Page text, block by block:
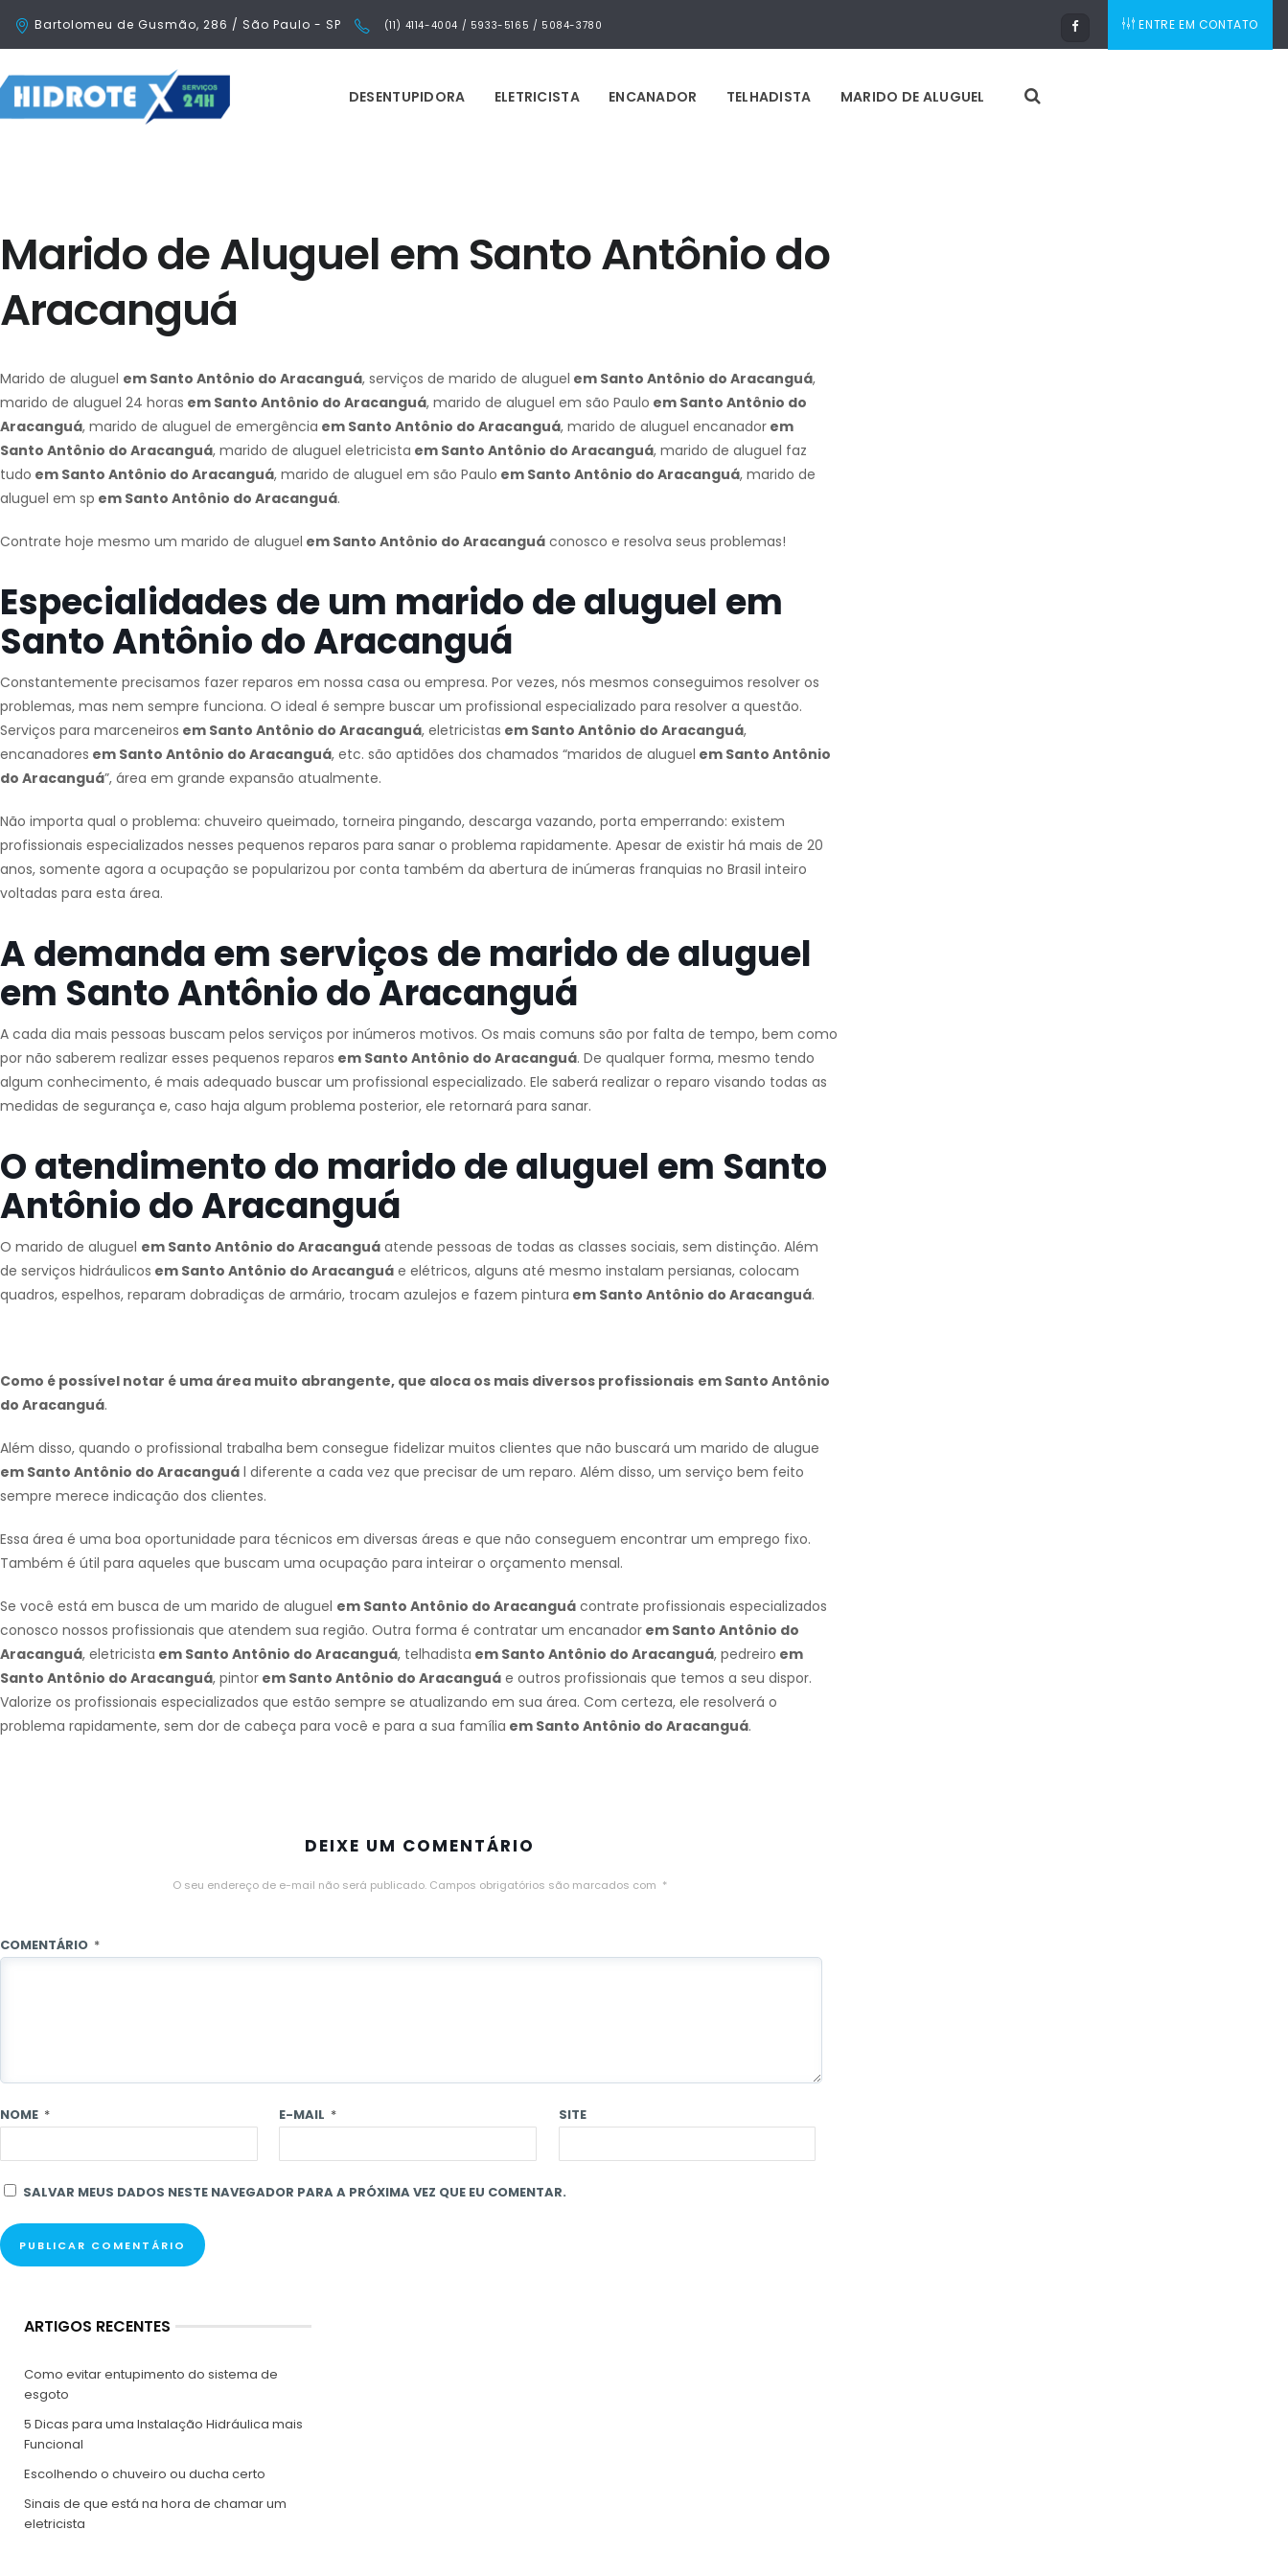
Bartolomeu de Gusmão, 286 / São Paulo - SP (11) 4114-4004 / 5933-5165 / 5084-3780 ENTRE EM CONTATO
DESENTUPIDORA ELETRICISTA ENCANADOR TELHADISTA MARIDO DE ALUGUEL
Marido de Aluguel em Santo Antônio do
Aracanguá
Marido de aluguel em Santo Antônio do Aracanguá, serviços de marido de aluguel em Santo Antônio do Aracanguá,
marido de aluguel 24 horas em Santo Antônio do Aracanguá, marido de aluguel em são Paulo em Santo Antônio do
Aracanguá, marido de aluguel de emergência em Santo Antônio do Aracanguá, marido de aluguel encanador em
Santo Antônio do Aracanguá, marido de aluguel eletricista em Santo Antônio do Aracanguá, marido de aluguel faz
tudo em Santo Antônio do Aracanguá, marido de aluguel em são Paulo em Santo Antônio do Aracanguá, marido de
aluguel em sp em Santo Antônio do Aracanguá.
Contrate hoje mesmo um marido de aluguel em Santo Antônio do Aracanguá conosco e resolva seus problemas!
Especialidades de um marido de aluguel em
Santo Antônio do Aracanguá
Constantemente precisamos fazer reparos em nossa casa ou empresa. Por vezes, nós mesmos conseguimos resolver os
problemas, mas nem sempre funciona. O ideal é sempre buscar um profissional especializado para resolver a questão.
Serviços para marceneiros em Santo Antônio do Aracanguá, eletricistas em Santo Antônio do Aracanguá,
encanadores em Santo Antônio do Aracanguá, etc. são aptidões dos chamados “maridos de aluguel em Santo Antônio
do Aracanguá”, área em grande expansão atualmente.
Não importa qual o problema: chuveiro queimado, torneira pingando, descarga vazando, porta emperrando: existem
profissionais especializados nesses pequenos reparos para sanar o problema rapidamente. Apesar de existir há mais de 20
anos, somente agora a ocupação se popularizou por conta também da abertura de inúmeras franquias no Brasil inteiro
voltadas para esta área.
A demanda em serviços de marido de aluguel
em Santo Antônio do Aracanguá
A cada dia mais pessoas buscam pelos serviços por inúmeros motivos. Os mais comuns são por falta de tempo, bem como
por não saberem realizar esses pequenos reparos em Santo Antônio do Aracanguá. De qualquer forma, mesmo tendo
algum conhecimento, é mais adequado buscar um profissional especializado. Ele saberá realizar o reparo visando todas as
medidas de segurança e, caso haja algum problema posterior, ele retornará para sanar.
O atendimento do marido de aluguel em Santo
Antônio do Aracanguá
O marido de aluguel em Santo Antônio do Aracanguá atende pessoas de todas as classes sociais, sem distinção. Além
de serviços hidráulicos em Santo Antônio do Aracanguá e elétricos, alguns até mesmo instalam persianas, colocam
quadros, espelhos, reparam dobradiças de armário, trocam azulejos e fazem pintura em Santo Antônio do Aracanguá.
Como é possível notar é uma área muito abrangente, que aloca os mais diversos profissionais em Santo Antônio
do Aracanguá.
Além disso, quando o profissional trabalha bem consegue fidelizar muitos clientes que não buscará um marido de alugue
em Santo Antônio do Aracanguá l diferente a cada vez que precisar de um reparo. Além disso, um serviço bem feito
sempre merece indicação dos clientes.
Essa área é uma boa oportunidade para técnicos em diversas áreas e que não conseguem encontrar um emprego fixo.
Também é útil para aqueles que buscam uma ocupação para inteirar o orçamento mensal.
Se você está em busca de um marido de aluguel em Santo Antônio do Aracanguá contrate profissionais especializados
conosco nossos profissionais que atendem sua região. Outra forma é contratar um encanador em Santo Antônio do
Aracanguá, eletricista em Santo Antônio do Aracanguá, telhadista em Santo Antônio do Aracanguá, pedreiro em
Santo Antônio do Aracanguá, pintor em Santo Antônio do Aracanguá e outros profissionais que temos a seu dispor.
Valorize os profissionais especializados que estão sempre se atualizando em sua área. Com certeza, ele resolverá o
problema rapidamente, sem dor de cabeça para você e para a sua família em Santo Antônio do Aracanguá.
DEIXE UM COMENTÁRIO
O seu endereço de e-mail não será publicado. Campos obrigatórios são marcados com *
COMENTÁRIO *
NOME * E-MAIL * SITE
SALVAR MEUS DADOS NESTE NAVEGADOR PARA A PRÓXIMA VEZ QUE EU COMENTAR.
ARTIGOS RECENTES
Como evitar entupimento do sistema de
esgoto
5 Dicas para uma Instalação Hidráulica mais
Funcional
Escolhendo o chuveiro ou ducha certo
Sinais de que está na hora de chamar um
eletricista